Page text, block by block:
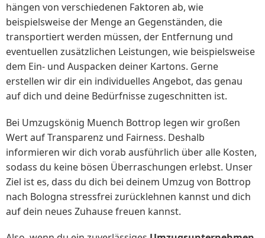
hängen von verschiedenen Faktoren ab, wie
beispielsweise der Menge an Gegenständen, die
transportiert werden müssen, der Entfernung und
eventuellen zusätzlichen Leistungen, wie beispielsweise
dem Ein- und Auspacken deiner Kartons. Gerne
erstellen wir dir ein individuelles Angebot, das genau
auf dich und deine Bedürfnisse zugeschnitten ist.
Bei Umzugskönig Muench Bottrop legen wir großen
Wert auf Transparenz und Fairness. Deshalb
informieren wir dich vorab ausführlich über alle Kosten,
sodass du keine bösen Überraschungen erlebst. Unser
Ziel ist es, dass du dich bei deinem Umzug von Bottrop
nach Bologna stressfrei zurücklehnen kannst und dich
auf dein neues Zuhause freuen kannst.